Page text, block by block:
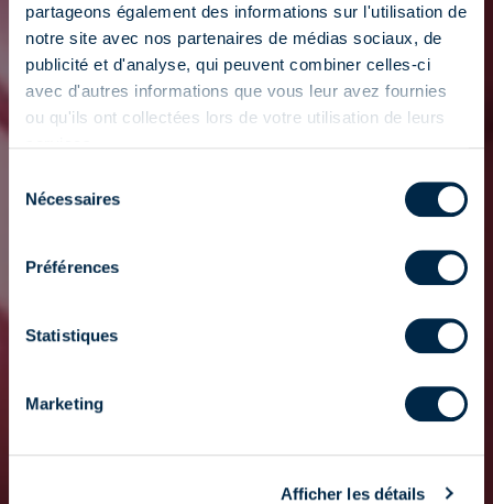
partageons également des informations sur l'utilisation de
notre site avec nos partenaires de médias sociaux, de
publicité et d'analyse, qui peuvent combiner celles-ci
avec d'autres informations que vous leur avez fournies
ou qu'ils ont collectées lors de votre utilisation de leurs
Nécessaires
Préférences
Statistiques
Marketing
Afficher les détails